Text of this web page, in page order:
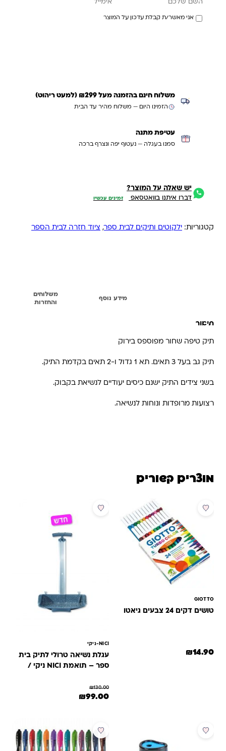
אני מאשר/ת קבלת עדכון על המוצר
משלוח חינם בהזמנה מעל ₪299 (למעט ריהוט)
הזמינו היום — משלוח מהיר עד הבית
עטיפת מתנה
סמנו בעגלה — נעטוף יפה ונצרף ברכה
יש שאלה על המוצר?
דברו איתנו בוואטסאפ זמינים עכשיו
קטגוריות: ילקוטים ותיקים לבית ספר, ציוד חזרה לבית הספר
מידע נוסף
משלוחים
והחזרות
תיאור
תיק טיפה שחור מפוספס בירוק
תיק גב בעל 3 תאים. תא 1 גדול ו-2 תאים בקדמת התיק.
בשני צידים התיק ישנם כיסים יעודיים לנשיאת בקבוק.
רצועות מרופדות ונוחות לנשיאה.
מוצרים קשורים
GIOTTO
טושים דקים 24 צבעים גיאטו
₪14.90
מבצע
NICI-ניקי
עגלת נשיאה טרולי לתיק בית
ספר – תואמת NICI ניקי /
₪130.00
המחיר המקורי היה: ₪130.00.
₪99.00
מבצע